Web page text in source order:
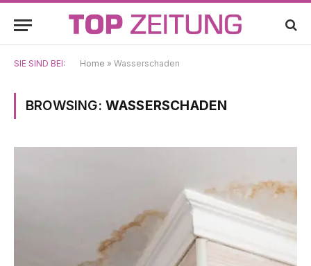
SIE SIND BEI: Home » Wasserschaden
BROWSING: WASSERSCHADEN